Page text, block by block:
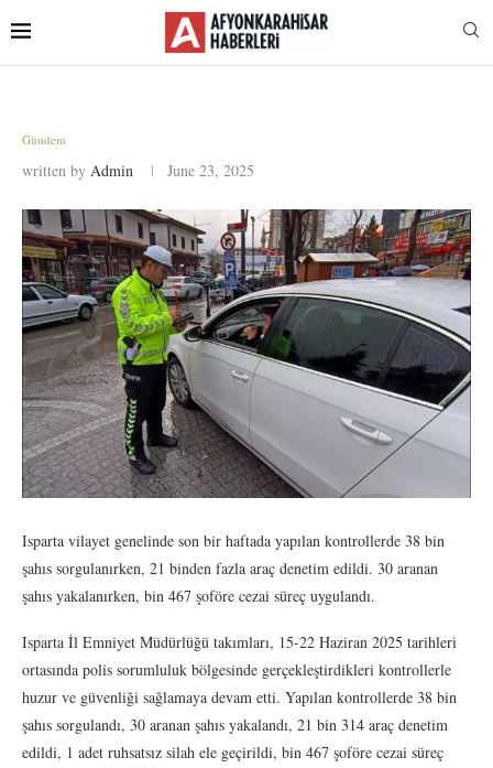
Gündem
written by Admin June 23, 2025
Isparta vilayet genelinde son bir haftada yapılan kontrollerde 38 bin
şahıs sorgulanırken, 21 binden fazla araç denetim edildi. 30 aranan
şahıs yakalanırken, bin 467 şoföre cezai süreç uygulandı.
Isparta İl Emniyet Müdürlüğü takımları, 15-22 Haziran 2025 tarihleri
ortasında polis sorumluluk bölgesinde gerçekleştirdikleri kontrollerle
huzur ve güvenliği sağlamaya devam etti. Yapılan kontrollerde 38 bin
şahıs sorgulandı, 30 aranan şahıs yakalandı, 21 bin 314 araç denetim
edildi, 1 adet ruhsatsız silah ele geçirildi, bin 467 şoföre cezai süreç